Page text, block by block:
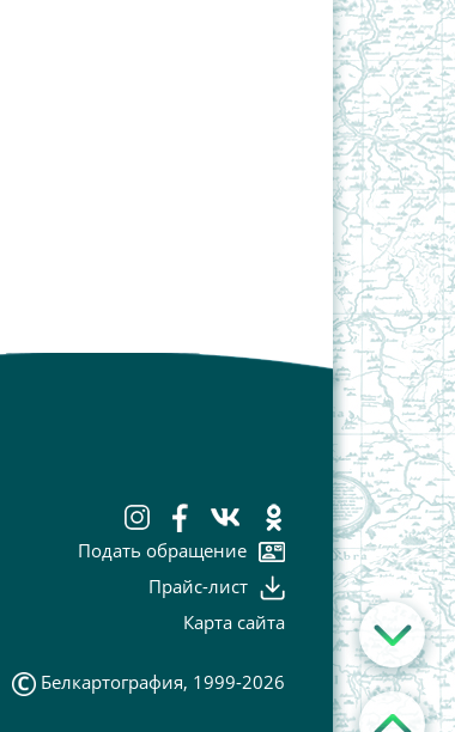
Подать обращение
Прайс-лист
Карта сайта
Белкартография, 1999-2026